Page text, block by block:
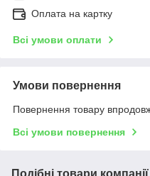
Оплата на картку
Всі умови оплати
Умови повернення
Повернення товару
Всі умови повернення